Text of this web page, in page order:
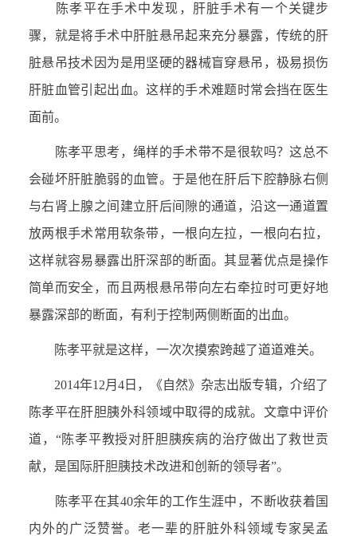
陈孝平在手术中发现，肝脏手术有一个关键步
骤，就是将手术中肝脏悬吊起来充分暴露，传统的肝
脏悬吊技术因为是用坚硬的器械盲穿悬吊，极易损伤
肝脏血管引起出血。这样的手术难题时常会挡在医生
面前。
陈孝平思考，绳样的手术带不是很软吗？这总不
会碰坏肝脏脆弱的血管。于是他在肝后下腔静脉右侧
与右肾上腺之间建立肝后间隙的通道，沿这一通道置
放两根手术常用软条带，一根向左拉，一根向右拉，
这样就容易暴露出肝深部的断面。其显著优点是操作
简单而安全，而且两根悬吊带向左右牵拉时可更好地
暴露深部的断面，有利于控制两侧断面的出血。
陈孝平就是这样，一次次摸索跨越了道道难关。
2014年12月4日，《自然》杂志出版专辑，介绍了
陈孝平在肝胆胰外科领域中取得的成就。文章中评价
道，“陈孝平教授对肝胆胰疾病的治疗做出了救世贡
献，是国际肝胆胰技术改进和创新的领导者”。
陈孝平在其40余年的工作生涯中，不断收获着国
内外的广泛赞誉。老一辈的肝脏外科领域专家吴孟